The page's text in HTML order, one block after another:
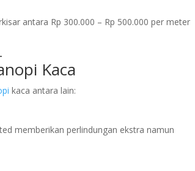
antara Rp 300.000 – Rp 500.000 per meter
Kaca
kaca antara lain:
memberikan perlindungan ekstra namun